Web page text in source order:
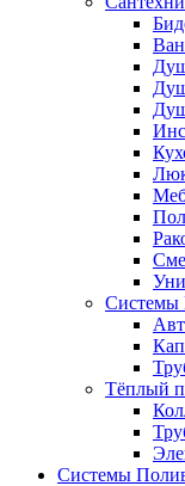
Системы
Тёплый
Системы